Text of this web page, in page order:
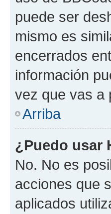
puede ser
mismo es
encerrados
información
vez que vas a
Arriba
¿Puedo usar
No. No es
acciones que
aplicados